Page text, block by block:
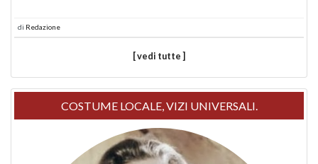
di Redazione
[ vedi tutte ]
COSTUME LOCALE, VIZI UNIVERSALI.